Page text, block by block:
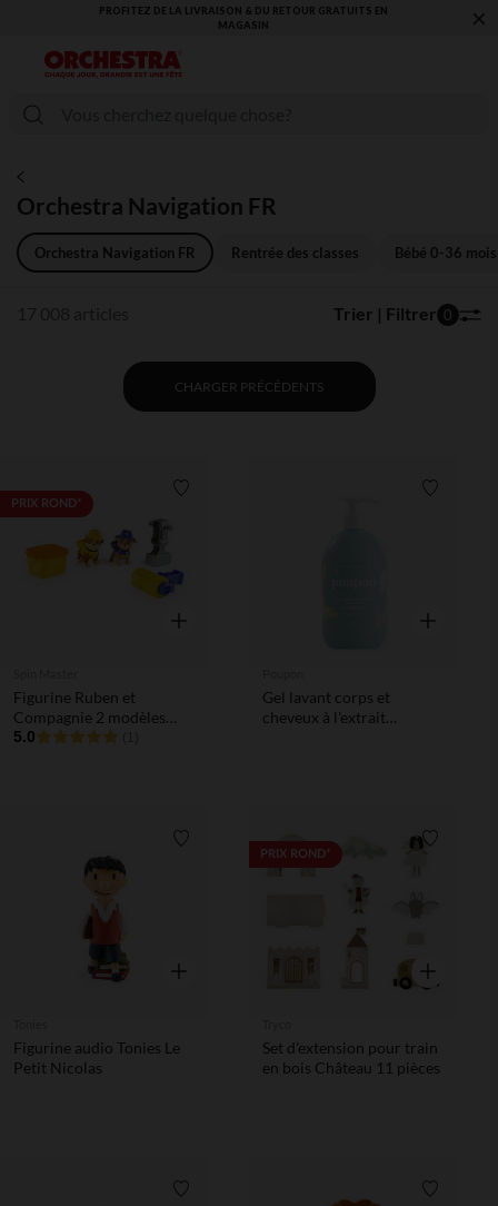
VOUS ALLEZ ADORER LA RENTRÉE ! DÉCOUVREZ LA NOUVELLE
COLLECTION !
×
Orchestra Navigation FR
Orchestra Navigation FR Rentrée des classes Bébé 0-36 mois
Trier | Filtrer 0
CHARGER PRÉCÉDENTS
PRIX ROND*
Aperçu rapide
Figurine Ruben et
Compagnie 2 modèles
assortis (modèle aléatoire)
5.0
Aperçu
Gel lavant corps et
cheveux à l'extrait
Liste de souhaits
Aperçu rapide
Figurine audio Tonies Le
Petit Nicolas
PRIX ROND*
Aperçu
Set d'extension pour train
en bois Château 11 pièces